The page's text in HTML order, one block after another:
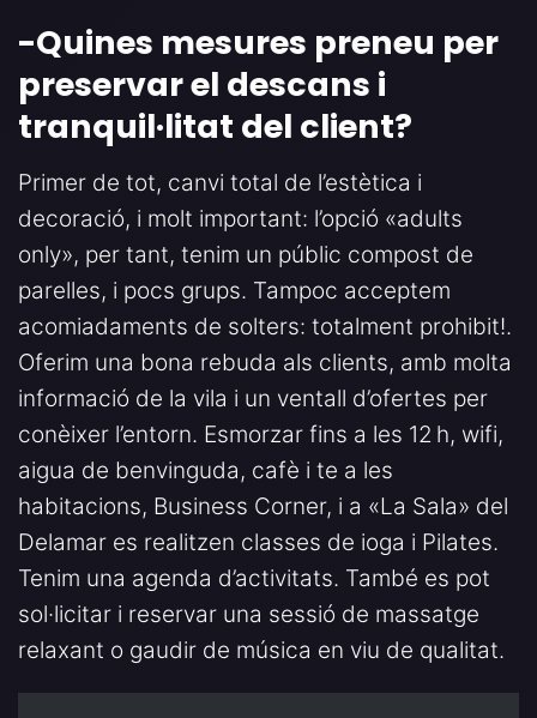
-Quines mesures preneu per
preservar el descans i
tranquil·litat del client?
Primer de tot, canvi total de l’estètica i
decoració, i molt important: l’opció «adults
only», per tant, tenim un públic compost de
parelles, i pocs grups. Tampoc acceptem
acomiadaments de solters: totalment prohibit!.
Oferim una bona rebuda als clients, amb molta
informació de la vila i un ventall d’ofertes per
conèixer l’entorn. Esmorzar fins a les 12 h, wifi,
aigua de benvinguda, cafè i te a les
habitacions, Business Corner, i a «La Sala» del
Delamar es realitzen classes de ioga i Pilates.
Tenim una agenda d’activitats. També es pot
sol·licitar i reservar una sessió de massatge
relaxant o gaudir de música en viu de qualitat.